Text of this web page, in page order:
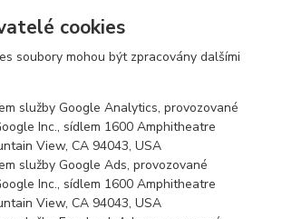
cookies
soubory mohou být zpracovány dalšími
služby Google Analytics, provozované
Inc., sídlem 1600 Amphitheatre
View, CA 94043, USA
služby Google Ads, provozované
Inc., sídlem 1600 Amphitheatre
View, CA 94043, USA